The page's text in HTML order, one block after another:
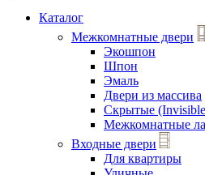
Каталог
Межкомнатные двери
Экошпон
Шпон
Эмаль
Двери из массива
Скрытые
Межкомнатные
Входные двери
Для квартиры